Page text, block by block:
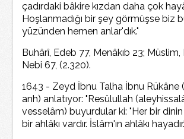
çadırdaki bâkire kızdan daha çok
Hoşlanmadığı bir şey görmüşse biz
yüzünden hemen anlar'dık."
Buhârî, Edeb 77, Menâkıb 23;
Nebi 67, (2.320).
1643 - Zeyd İbnu Talha İbnu Rükâne
anh) anlatıyor: "Resûlullah
vesselâm) buyurdular ki: "Her bir
bir ahlâkı vardır. İslâm'ın ahlâkı